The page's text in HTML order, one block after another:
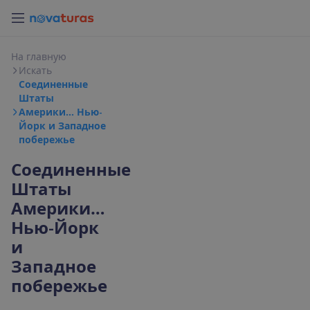
На главную
Искать
Соединенные
Штаты
Америки… Нью-
Йорк и Западное
побережье
Соединенные
Штаты
Америки…
Нью-Йорк
и
Западное
побережье